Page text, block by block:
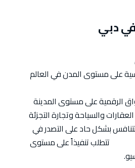
دبي
على مستوى المدن في العالم
الرقمية على مستوى المدينة
والسياحة وتجارة التجزئة
بشكل حاد على التصدر في
تتطلب تنفيذاً على مستوى